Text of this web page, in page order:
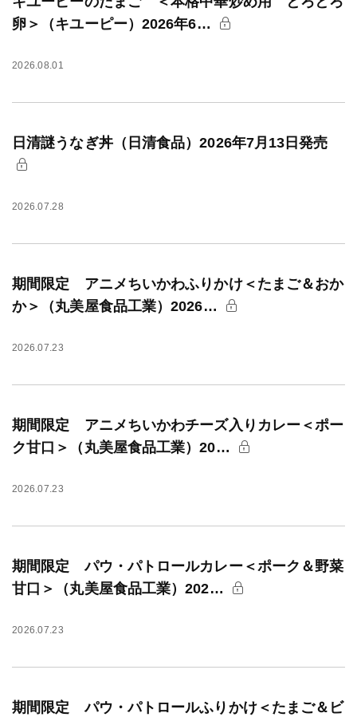
卵＞（キユーピー）2026年6…
2026.08.01
日清謎うなぎ丼（日清食品）2026年7月13日発売
2026.07.28
期間限定 アニメちいかわふりかけ＜たまご＆おか
か＞（丸美屋食品工業）2026…
2026.07.23
期間限定 アニメちいかわチーズ入りカレー＜ポー
ク甘口＞（丸美屋食品工業）20…
2026.07.23
期間限定 パウ・パトロールカレー＜ポーク＆野菜
甘口＞（丸美屋食品工業）202…
2026.07.23
期間限定 パウ・パトロールふりかけ＜たまご＆ビ